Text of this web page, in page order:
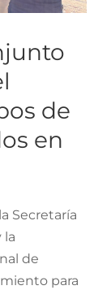
de
en
Secretaría
la
de
para